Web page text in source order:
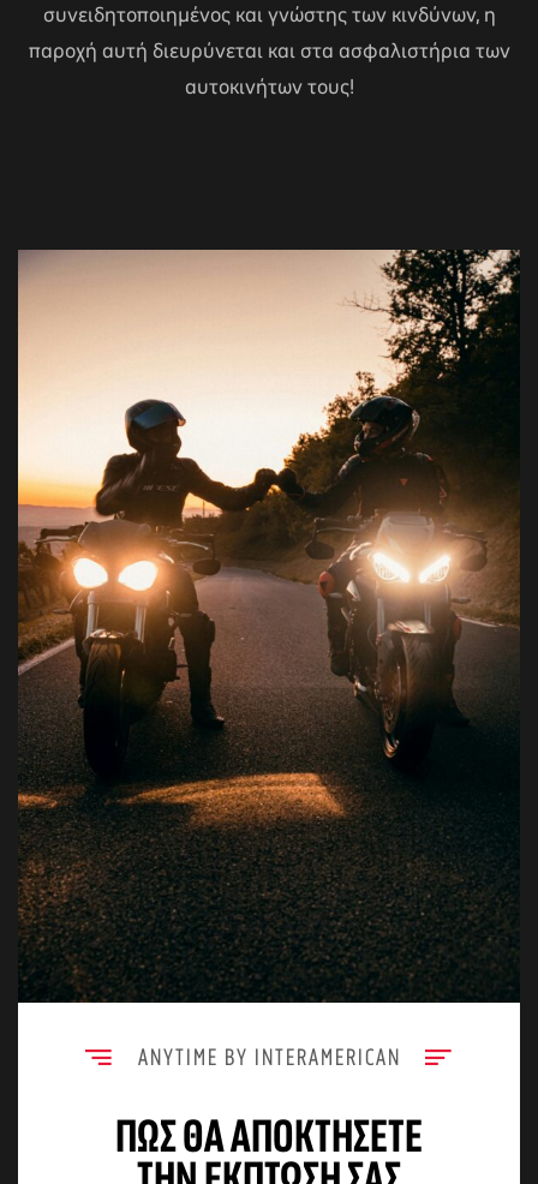
συνειδητοποιημένος και γνώστης των κινδύνων, η
παροχή αυτή διευρύνεται και στα ασφαλιστήρια των
αυτοκινήτων τους!
ANYTIME BY INTERAMERICAN
ΠΩΣ ΘΑ ΑΠΟΚΤΉΣΕΤΕ
στο